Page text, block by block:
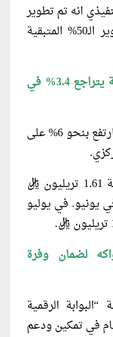
انه تم تطوير
50% فقط من مساحتها وسيتم تطوير الـ50% المتبقية
صافي الأصول الأجنبية لدى السعودية يتراجع 3.4% في
مقارنةً بمستوى الشهر السابق له، لكنه ارتفع بنحو 6% على
سجل إجمالي صافي الأصول الأجنبية 1.61 تريليون ريال
ريال في يونيو. في يوليو
لضمان وفرة
“البوابة الرقمية
في تمكين ودعم